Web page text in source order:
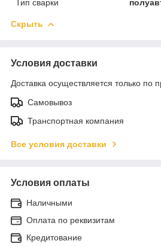
Тип сварки
Скрыть
Условия доставки
Доставка осуществляется только по
Самовывоз
Транспортная компания
Все условия доставки
Условия оплаты
Наличными
Оплата по реквизитам
Кредитование